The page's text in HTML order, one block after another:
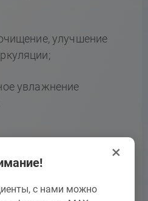
×
с нами можно
улучшение
увлажнение
работают
расщепление жиров
улучшают состояние
первых процедур.